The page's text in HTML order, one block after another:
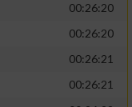
00:26:20
00:26:20
00:26:21
00:26:21